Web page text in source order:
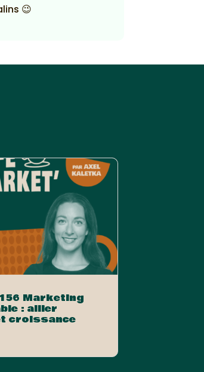
😉
Marketing
: allier
croissance